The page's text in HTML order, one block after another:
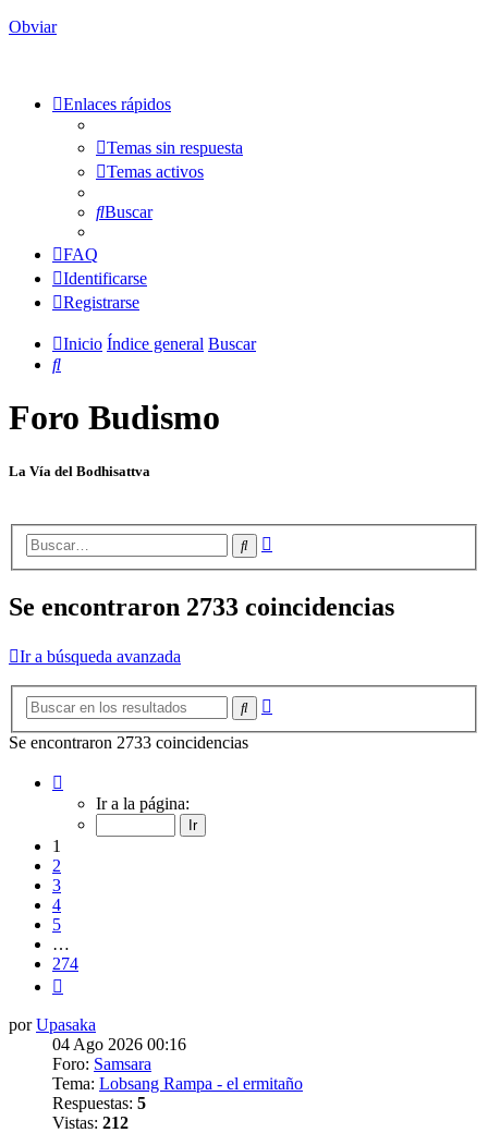
Obviar
Enlaces rápidos
Temas sin respuesta
Temas activos
Buscar
FAQ
Identificarse
Registrarse
Inicio Índice general Buscar
Buscar
Foro Budismo
La Vía del Bodhisattva
Buscar
Se encontraron 2733 coincidencias
Ir a búsqueda avanzada
Buscar
Se encontraron 2733 coincidencias
Ir a la página:
1
2
3
4
5
…
274
porUpasaka
04 Ago 2026 00:16
Foro: Samsara
Tema: Lobsang Rampa - el ermitaño
Respuestas: 5
Vistas: 212